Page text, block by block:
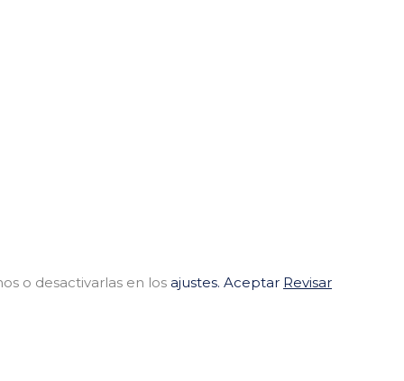
o desactivarlas en los ajustes. Aceptar Revisar